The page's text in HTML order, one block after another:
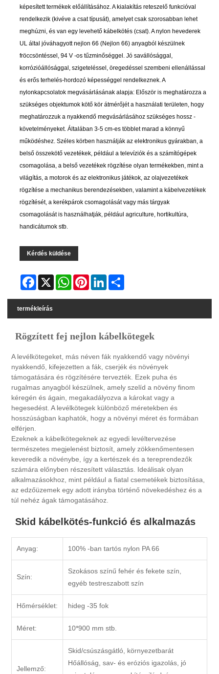
képesített termékek előállításához. A kialakítás reteszelő funkcióval
rendelkezik (kivéve a csat típusát), amelyet csak szorosabban lehet
meghúzni, és van egy levehető kábelkötés (csat). A nylon hevederek
UL által jóváhagyott nejlon 66 (Nejlon 66) anyagból készülnek
fröccsöntéssel, 94 V -os tűzminőséggel. Jó savállósággal,
korrózióállósággal, szigeteléssel, öregedéssel szembeni ellenállással
és erős terhelés-hordozó képességgel rendelkeznek. A
nylonkapcsolatok megvásárlásának alapja: Először is meghatározza a
szükséges objektumok kötő kör átmérőjét a használati területen, hogy
meghatározzuk a nyakkendő megvásárlásához szükséges hossz -
követelményeket. Általában 3-5 cm-es többlet marad a könnyű
működéshez. Széles körben használják az elektronikus gyárakban, a
belső összekötő vezetékek, például a televíziók és a számítógépek
csomagolása, a belső vezetékek rögzítése olyan termékekben, mint a
világítás, a motorok és az elektronikus játékok, az olajvezetékek
rögzítése a mechanikus berendezésekben, valamint a kábelvezetékek
rögzítését, a kerékpárok csomagolását vagy más tárgyak
csomagolását is használhatják, például agriculture, hortikultúra,
handicátumok stb.
Kérdés küldése
Facebook
X WhatsAppPinterestLinkedIn
termékleírás
Rögzített fej nejlon kábelkötegek
A levélkötegeket, más néven fák nyakkendő vagy növényi
nyakkendő, kifejezetten a fák, cserjék és növények
támogatására és rögzítésére tervezték. Ezek puha és
rugalmas anyagból készülnek, amely szelíd a növény finom
kéregén és ágain, megakadályozva a károkat vagy a
hegesedést. A levélkötegek különböző méretekben és
hosszúságban kaphatók, hogy a növényi méret és formában
elférjen.
Ezeknek a kábelkötegeknek az egyedi levéltervezése
természetes megjelenést biztosít, amely zökkenőmentesen
keveredik a növénybe, így a kertészek és a tereprendezők
számára előnyben részesített választás. Ideálisak olyan
alkalmazásokhoz, mint például a fiatal csemetékek biztosítása,
az edzőüzemek egy adott irányba történő növekedéshez és a
túl nehéz ágak támogatásához.
Skid kábelkötés-funkció és alkalmazás
Anyag: 100% -ban tartós nylon PA 66
Szín:
Szokásos színű fehér és fekete szín,
egyéb testreszabott szín
Hőmérséklet: hideg -35 fok
Méret: 10*900 mm stb.
Jellemző:
Skid/csúszásgátló, környezetbarát
Hőállóság, sav- és eróziós igazolás, jó